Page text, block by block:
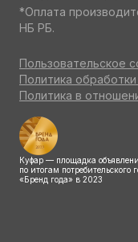
*Оплата
НБ РБ.
Пользовательское
Политика
Политика в
Куфар — площадка
по итогам потребительского
«Бренд года» в 2023